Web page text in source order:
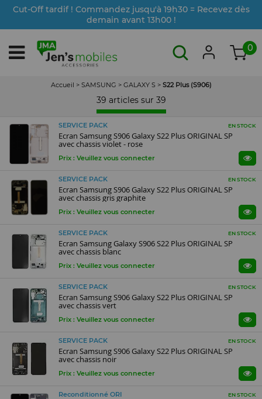
Cut-Off tardif ! Commandez jusqu'à 19h30 = Recevez dès
demain avant 13h00 !
0
Accueil > SAMSUNG > GALAXY S > S22 Plus (S906)
39 articles sur 39
SERVICE PACK EN STOCK
Ecran Samsung S906 Galaxy S22 Plus ORIGINAL SP
avec chassis violet - rose
Prix : Veuillez vous connecter
SERVICE PACK EN STOCK
Ecran Samsung S906 Galaxy S22 Plus ORIGINAL SP
avec chassis gris graphite
Prix : Veuillez vous connecter
SERVICE PACK EN STOCK
Ecran Samsung Galaxy S906 S22 Plus ORIGINAL SP
avec chassis blanc
Prix : Veuillez vous connecter
SERVICE PACK EN STOCK
Ecran Samsung S906 Galaxy S22 Plus ORIGINAL SP
avec chassis vert
Prix : Veuillez vous connecter
SERVICE PACK EN STOCK
Ecran Samsung S906 Galaxy S22 Plus ORIGINAL SP
avec chassis noir
Prix : Veuillez vous connecter
Reconditionné ORI EN STOCK